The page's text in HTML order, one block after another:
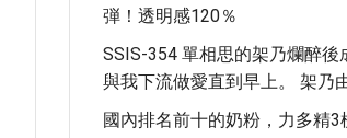
弾！透明感120％
SSIS-354 單相思的架乃爛醉後
與我下流做愛直到早上。 架乃
國內排名前十的奶粉，力多精3